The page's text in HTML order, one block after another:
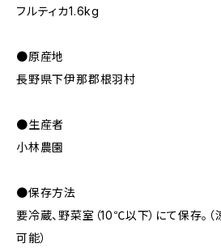
フルティカ1.6kg
●原産地
長野県下伊那郡根羽村
●生産者
小林農園
●保存方法
要冷蔵、野菜室（10℃以下）にて保存。
可能）